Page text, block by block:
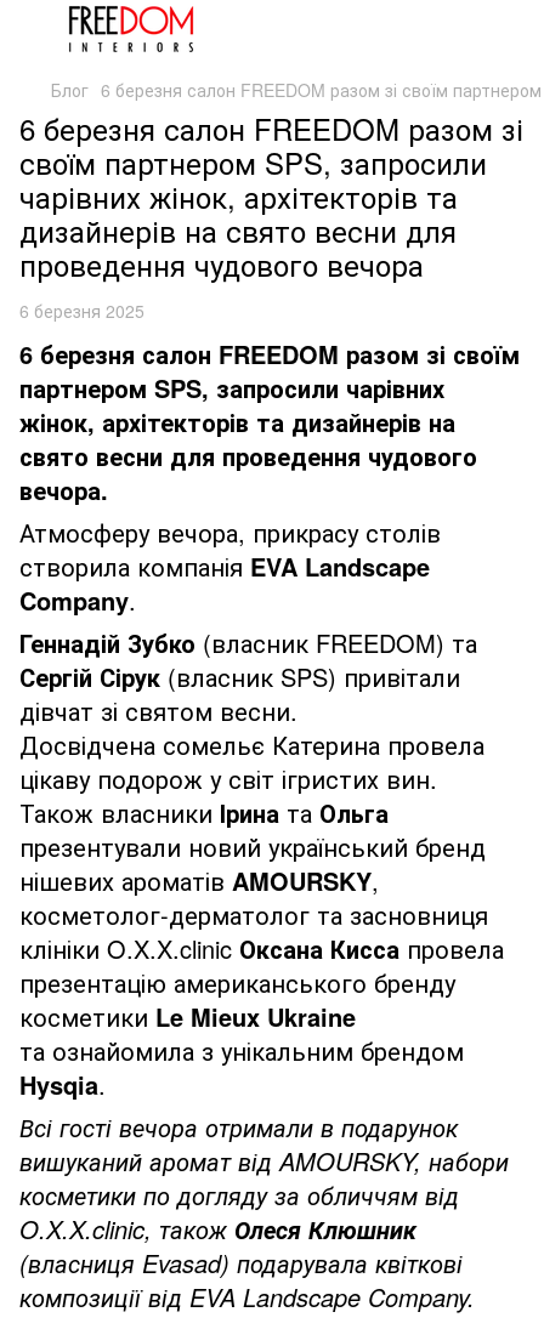
Блог 6 березня салон FREEDOM разом зі своїм
6 березня салон FREEDOM разом зі
своїм партнером SPS, запросили
чарівних жінок, архітекторів та
дизайнерів на свято весни для
проведення чудового вечора
6 березня 2025
6 березня салон FREEDOM разом зі своїм
партнером SPS, запросили чарівних
жінок, архітекторів та дизайнерів на
свято весни для проведення чудового
вечора.
Атмосферу вечора, прикрасу столів
створила компанія EVA Landscape
Company.
Геннадій Зубко (власник FREEDOM) та
Сергій Сірук (власник SPS) привітали
дівчат зі святом весни.
Досвідчена сомельє Катерина провела
цікаву подорож у світ ігристих вин.
Також власники Ірина та Ольга
презентували новий український бренд
нішевих ароматів AMOURSKY,
косметолог-дерматолог та засновниця
клініки O.X.X.clinic Оксана Кисса провела
презентацію американського бренду
косметики Le Mieux Ukraine
та ознайомила з унікальним брендом
Hysqia.
Всі гості вечора отримали в подарунок
вишуканий аромат від AMOURSKY, набори
косметики по догляду за обличчям від
O.X.X.clinic, також Олеся Клюшник
(власниця Evasad) подарувала квіткові
композиції від EVA Landscape Company.